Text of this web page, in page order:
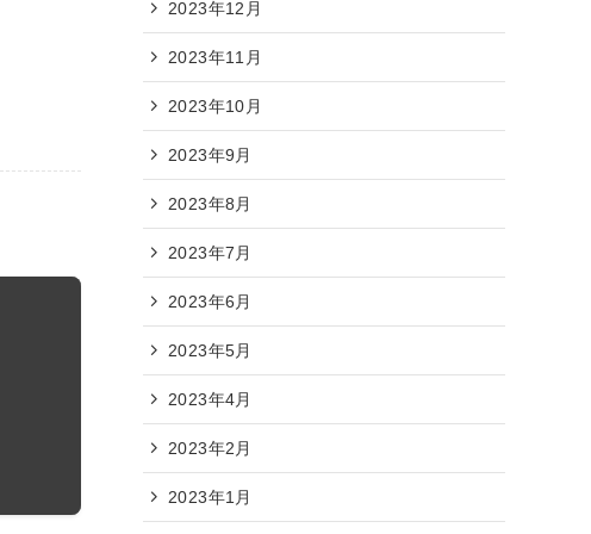
2023年12月
2023年11月
2023年10月
2023年9月
2023年8月
2023年7月
2023年6月
2023年5月
2023年4月
2023年2月
2023年1月